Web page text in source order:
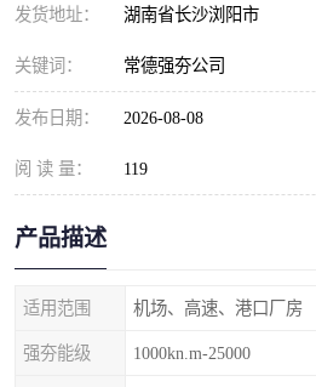
发货地址： 湖南省长沙浏阳市
关键词： 常德强夯公司
发布日期： 2026-08-08
阅 读 量： 119
产品描述
适用范围 机场、高速、港口厂房
强夯能级 1000kn.m-25000